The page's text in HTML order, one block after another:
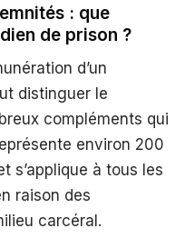
: que
de prison ?
d’un
distinguer le
compléments qui
environ 200
s’applique à tous les
raison des
carcéral.